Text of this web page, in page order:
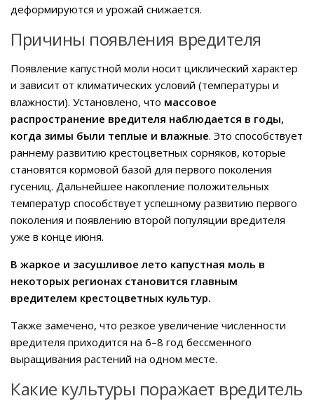
деформируются и урожай снижается.
Причины появления вредителя
Появление капустной моли носит циклический характер
и зависит от климатических условий (температуры и
влажности). Установлено, что массовое
распространение вредителя наблюдается в годы,
когда зимы были теплые и влажные. Это способствует
раннему развитию крестоцветных сорняков, которые
становятся кормовой базой для первого поколения
гусениц. Дальнейшее накопление положительных
температур способствует успешному развитию первого
поколения и появлению второй популяции вредителя
уже в конце июня.
В жаркое и засушливое лето капустная моль в
некоторых регионах становится главным
вредителем крестоцветных культур.
Также замечено, что резкое увеличение численности
вредителя приходится на 6–8 год бессменного
выращивания растений на одном месте.
Какие культуры поражает вредитель